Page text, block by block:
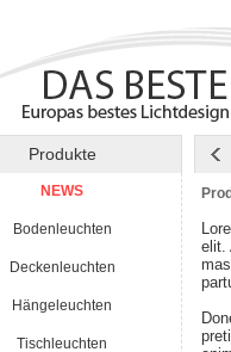
Produkte
NEWS
Bodenleuchten
Deckenleuchten
Hängeleuchten
Tischleuchten
elit.